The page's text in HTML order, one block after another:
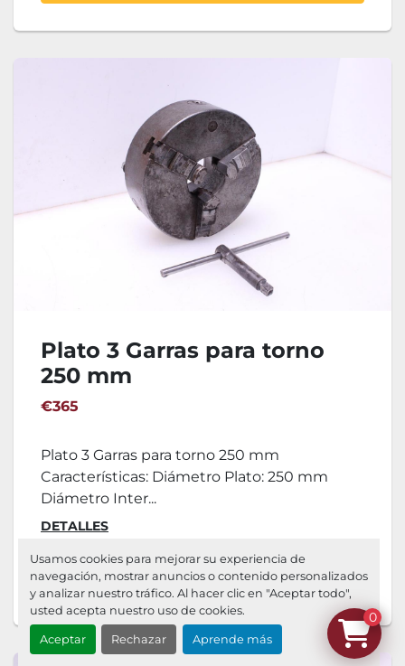
Usamos cookies para mejorar su experiencia de
navegación, mostrar anuncios o contenido personalizados
y analizar nuestro tráfico. Al hacer clic en "Aceptar todo",
usted acepta nuestro uso de cookies.
Aceptar Rechazar Aprende más
Plato 3 Garras para torno
250 mm
€365
Plato 3 Garras para torno 250 mm
Características: Diámetro Plato: 250 mm
Diámetro Inter...
DETALLES
Agregar al carrito
0